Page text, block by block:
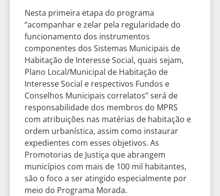
Nesta primeira etapa do programa
“acompanhar e zelar pela regularidade do
funcionamento dos instrumentos
componentes dos Sistemas Municipais de
Habitação de Interesse Social, quais sejam,
Plano Local/Municipal de Habitação de
Interesse Social e respectivos Fundos e
Conselhos Municipais correlatos” será de
responsabilidade dos membros do MPRS
com atribuições nas matérias de habitação e
ordem urbanística, assim como instaurar
expedientes com esses objetivos. As
Promotorias de Justiça que abrangem
municípios com mais de 100 mil habitantes,
são o foco a ser atingido especialmente por
meio do Programa Morada.